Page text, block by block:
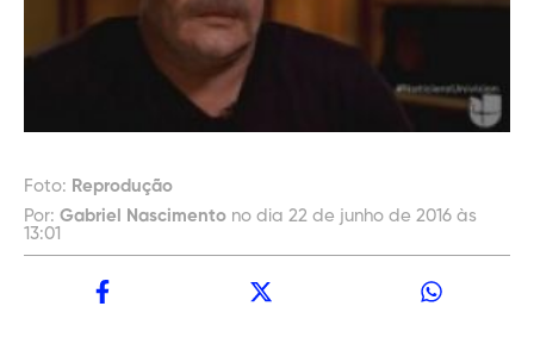
Foto: Reprodução
Por: Gabriel Nascimento no dia 22 de junho de 2016 às
13:01